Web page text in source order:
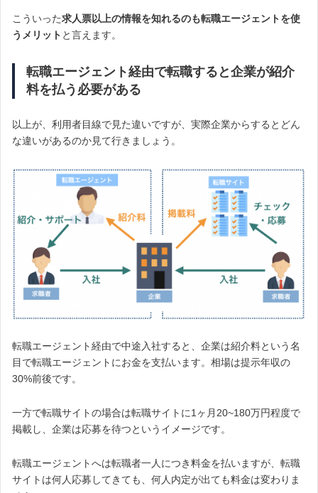
こういった求人票以上の情報を知れるのも転職エージェントを使
うメリット と言えます。
転職エージェント経由で転職すると企業が紹介
料を払う必要がある
以上が、利用者目線で見た違いですが、実際企業からするとどん
な違いがあるのか見て行きましょう。
転職エージェント経由で中途入社すると、企業は紹介料という名
目で転職エージェントにお金を支払います。相場は提示年収の
30%前後です。
一方で転職サイトの場合は転職サイトに1ヶ月20~180万円程度で
掲載し、企業は応募を待つというイメージです。
転職エージェントへは転職者一人につき料金を払いますが、転職
サイトは何人応募してきても、何人内定が出ても料金は変わりま